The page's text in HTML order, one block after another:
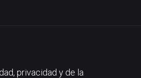
privacidad y de la